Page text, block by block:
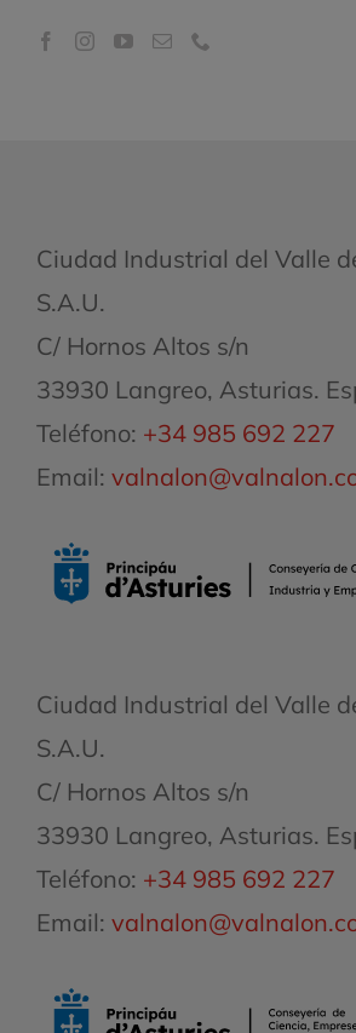
Ciudad Industrial del Valle
S.A.U.
C/ Hornos Altos s/n
33930 Langreo, Asturias.
Teléfono: +34 985 692 227
Email:
Ciudad Industrial del Valle
S.A.U.
C/ Hornos Altos s/n
33930 Langreo, Asturias.
Teléfono: +34 985 692 227
Email: